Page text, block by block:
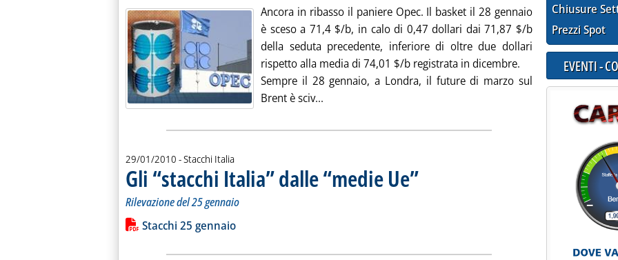
Ancora in ribasso il paniere Opec. Il basket il 28 gennaio
è sceso a 71,4 $/b, in calo di 0,47 dollari dai 71,87 $/b
della seduta precedente, inferiore di oltre due dollari
rispetto alla media di 74,01 $/b registrata in dicembre.
Sempre il 28 gennaio, a Londra, il future di marzo sul
Brent è sciv...
29/01/2010 - Stacchi Italia
Gli “stacchi Italia” dalle “medie Ue”. Sottotitolo: Rilevazione del 25 gennaio
. Pubblicata venerdì 29 gennaio 2010 alle 10.48.
Rilevazione del 25 gennaio
Leggi tutta la notizia: 'Gli “stacchi Italia” dalle “medie Ue”'
Lista allegati PDF alla notizia
Stacchi 25 gennaio
Chiusure
Prezzi Spot
EVENTI -